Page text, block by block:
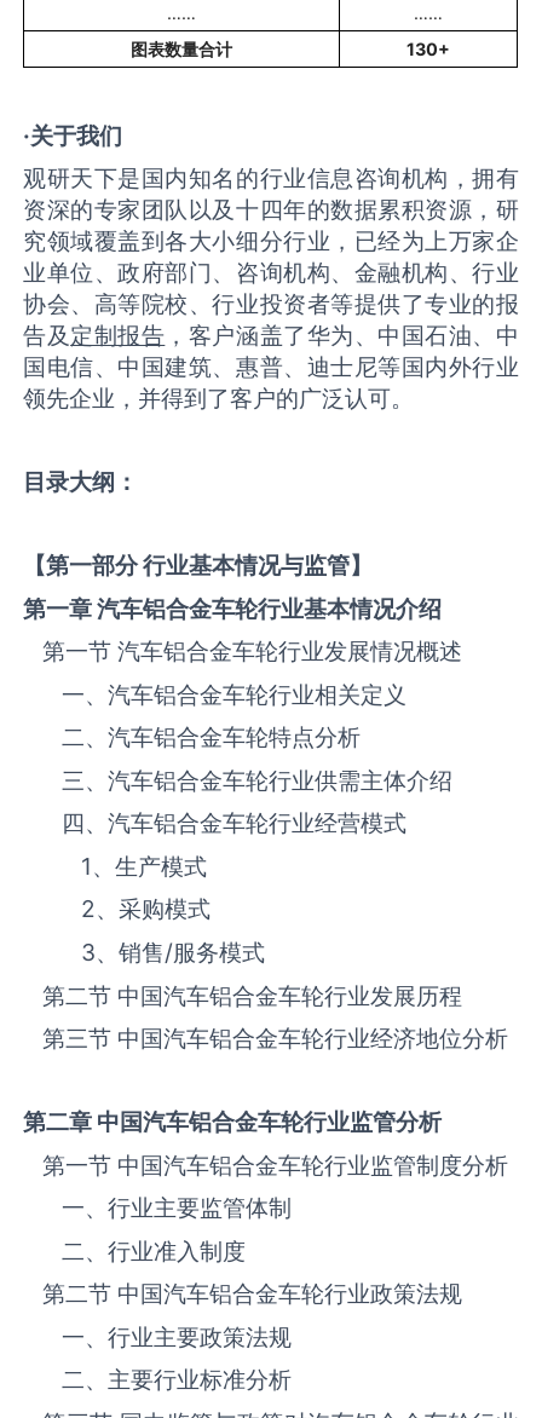
……
……
图表数量合计
130+
·关于我们
观研天下是国内知名的行业信息咨询机构，拥有
资深的专家团队以及十四年的数据累积资源，研
究领域覆盖到各大小细分行业，已经为上万家企
业单位、政府部门、咨询机构、金融机构、行业
协会、高等院校、行业投资者等提供了专业的报
告及定制报告 ，客户涵盖了华为、中国石油、中
国电信、中国建筑、惠普、迪士尼等国内外行业
领先企业，并得到了客户的广泛认可。
目录大纲：
【第一部分 行业基本情况与监管】
第一章 汽车铝合金车轮行业基本情况介绍
第一节 汽车铝合金车轮‌‌‌行业发展情况概述
一、汽车铝合金车轮‌‌‌行业相关定义
二、汽车铝合金车轮‌‌‌特点分析
三、汽车铝合金车轮‌‌‌行业供需主体介绍
四、汽车铝合金车轮‌‌‌行业经营模式
1、生产模式
2、采购模式
3、销售/服务模式
第二节 中国汽车铝合金车轮‌‌‌行业发展历程
第三节 中国汽车铝合金车轮行业经济地位分析
第二章 中国汽车铝合金车轮行业监管分析
第一节 中国汽车铝合金车轮‌‌‌行业监管制度分析
一、行业主要监管体制
二、行业准入制度
第二节 中国汽车铝合金车轮‌‌‌行业政策法规
一、行业主要政策法规
二、主要行业标准分析